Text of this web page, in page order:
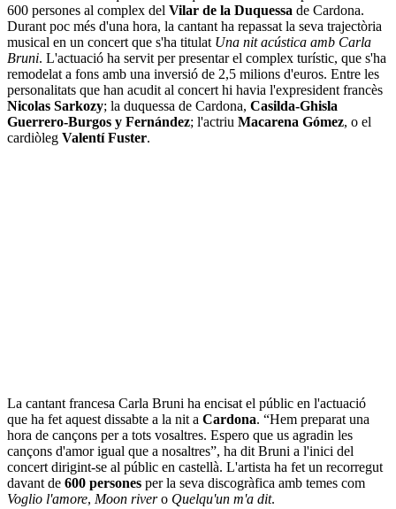
600 persones al complex del Vilar de la Duquessa de Cardona.
Durant poc més d'una hora, la cantant ha repassat la seva trajectòria
musical en un concert que s'ha titulat Una nit acústica amb Carla
Bruni. L'actuació ha servit per presentar el complex turístic, que s'ha
remodelat a fons amb una inversió de 2,5 milions d'euros. Entre les
personalitats que han acudit al concert hi havia l'expresident francès
Nicolas Sarkozy; la duquessa de Cardona, Casilda-Ghisla
Guerrero-Burgos y Fernández; l'actriu Macarena Gómez, o el
cardiòleg Valentí Fuster.
La cantant francesa Carla Bruni ha encisat el públic en l'actuació
que ha fet aquest dissabte a la nit a Cardona. “Hem preparat una
hora de cançons per a tots vosaltres. Espero que us agradin les
cançons d'amor igual que a nosaltres”, ha dit Bruni a l'inici del
concert dirigint-se al públic en castellà. L'artista ha fet un recorregut
davant de 600 persones per la seva discogràfica amb temes com
Voglio l'amore, Moon rivero Quelqu'un m'a dit.